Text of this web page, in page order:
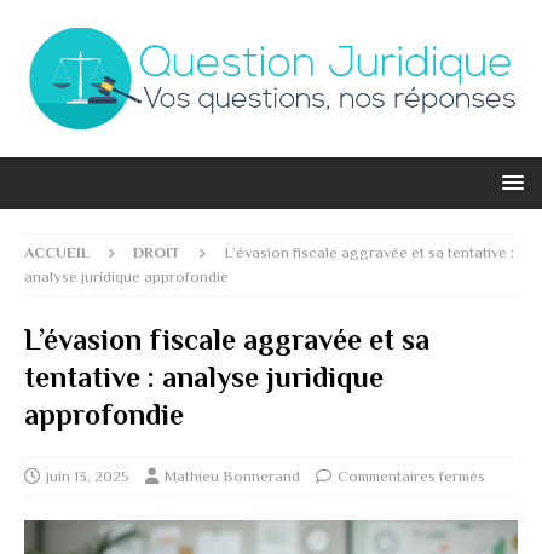
ACCUEIL DROIT
L’évasion fiscale aggravée et sa tentative :
analyse juridique approfondie
L’évasion fiscale aggravée et sa
tentative : analyse juridique
approfondie
juin 13, 2025 Mathieu Bonnerand Commentaires fermés